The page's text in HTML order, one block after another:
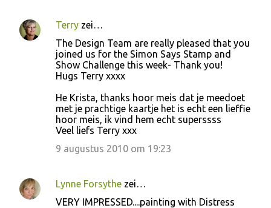
Terry zei…
The Design Team are really pleased that you
joined us for the Simon Says Stamp and
Show Challenge this week- Thank you!
Hugs Terry xxxx
He Krista, thanks hoor meis dat je meedoet
met je prachtige kaartje het is echt een lieffie
hoor meis, ik vind hem echt superssss
Veel liefs Terry xxx
9 augustus 2010 om 19:23
Lynne Forsythe zei…
VERY IMPRESSED....painting with Distress